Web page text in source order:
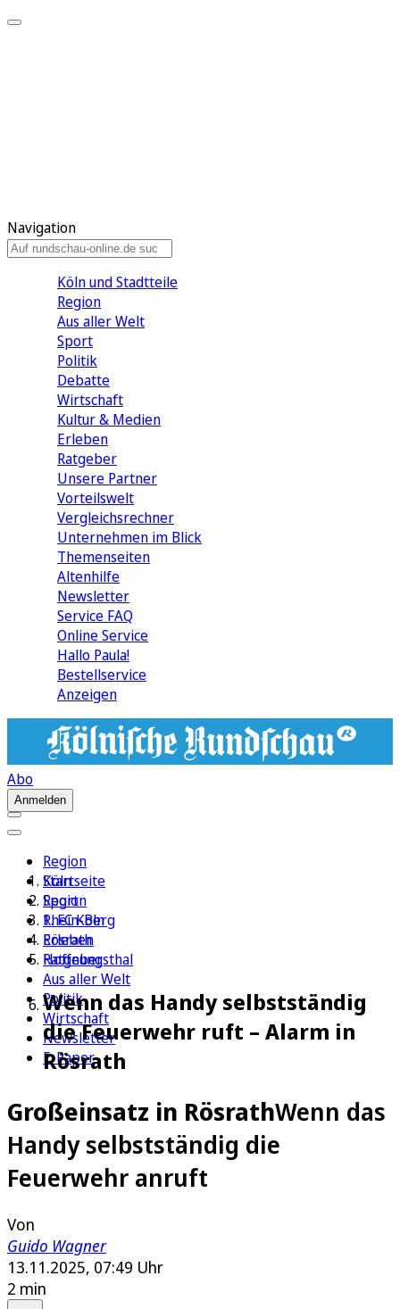
Navigation
Köln und Stadtteile
Region
Aus aller Welt
Sport
Politik
Debatte
Wirtschaft
Kultur & Medien
Erleben
Ratgeber
Unsere Partner
Vorteilswelt
Vergleichsrechner
Unternehmen im Blick
Themenseiten
Altenhilfe
Newsletter
Service FAQ
Online Service
Hallo Paula!
Bestellservice
Anzeigen
Abo
Anmelden
Region
Köln
Sport
1. FC Köln
Erleben
Ratgeber
Aus aller Welt
Politik
Wirtschaft
Newsletter
E-Paper
Startseite
Region
Rhein-Berg
Rösrath
Hoffnungsthal
Wenn das Handy selbstständig
die Feuerwehr ruft – Alarm in
Rösrath
Großeinsatz in RösrathWenn das
Handy selbstständig die
Feuerwehr anruft
Von
Guido Wagner
13.11.2025, 07:49 Uhr
2 min